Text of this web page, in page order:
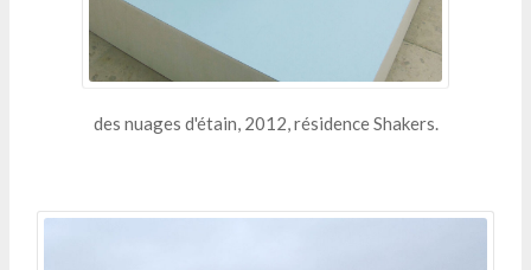
des nuages d'étain, 2012, résidence Shakers.